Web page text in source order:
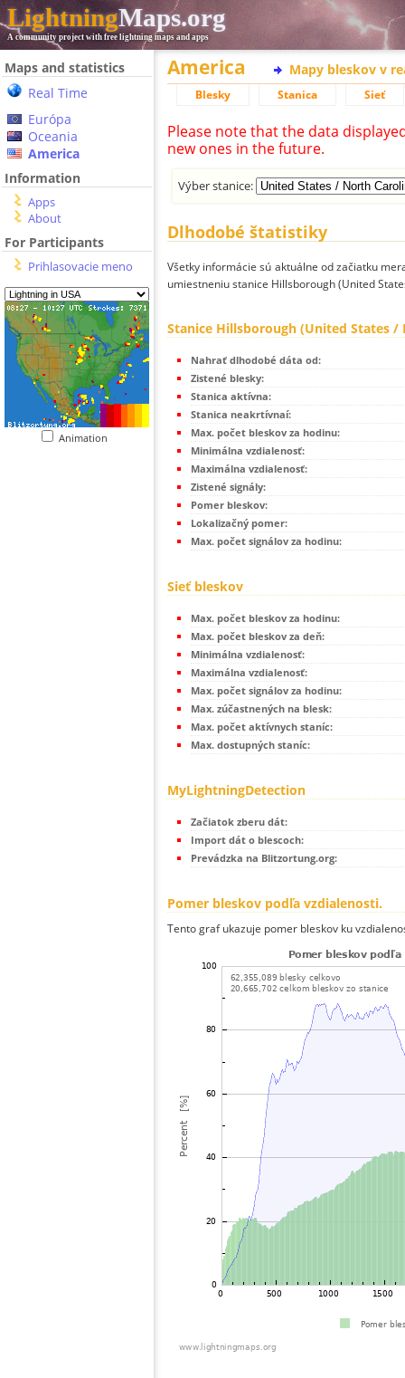
LightningMaps.org
A community project with free lightning maps and apps
Maps and statistics
Real Time
Európa
Oceania
America
Information
Apps
About
For Participants
Prihlasovacie meno
Animation
America Mapy bleskov v
Blesky Stanica Sieť
Please note that the data
new ones in the future.
Výber stanice:
Dlhodobé štatistiky
Všetky informácie sú aktuálne od začiatku
umiestneniu stanice Hillsborough (United
Stanice Hillsborough (United States /
Nahrať dlhodobé dáta od:
Zistené blesky:
Stanica aktívna:
Stanica neakrtívnaí:
Max. počet bleskov za hodinu:
Minimálna vzdialenosť:
Maximálna vzdialenosť:
Zistené signály:
Pomer bleskov:
Lokalizačný pomer:
Max. počet signálov za hodinu:
Sieť bleskov
Max. počet bleskov za hodinu:
Max. počet bleskov za deň:
Minimálna vzdialenosť:
Maximálna vzdialenosť:
Max. počet signálov za hodinu:
Max. zúčastnených na blesk:
Max. počet aktívnych staníc:
Max. dostupných staníc:
MyLightningDetection
Začiatok zberu dát:
Import dát o blescoch:
Prevádzka na Blitzortung.org:
Pomer bleskov podľa vzdialenosti.
Tento graf ukazuje pomer bleskov ku